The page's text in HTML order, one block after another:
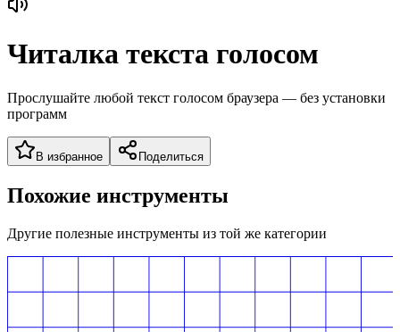
Читалка текста голосом
Прослушайте любой текст голосом браузера — без установки
программ
В избранное Поделиться
Похожие инструменты
Другие полезные инструменты из той же категории